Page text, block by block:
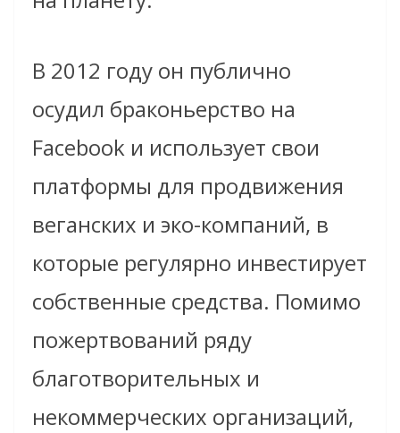
В 2012 году он публично
осудил браконьерство на
Facebook и использует свои
платформы для продвижения
веганских и эко-компаний, в
которые регулярно инвестирует
собственные средства. Помимо
пожертвований ряду
благотворительных и
некоммерческих организаций,